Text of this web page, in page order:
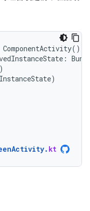
ComponentActivity()
:
)
. kt